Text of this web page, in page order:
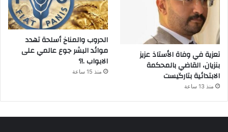
تعزية في وفاة الأستاذ عزيز
بنزيان، القاضي بالمحكمة
الابتدائية بتارگيست
منذ 13 ساعة
الحروب والمناخ أسلحة تهدد
موائد البشر جوع عالمي على
الابواب .!؟
منذ 15 ساعة